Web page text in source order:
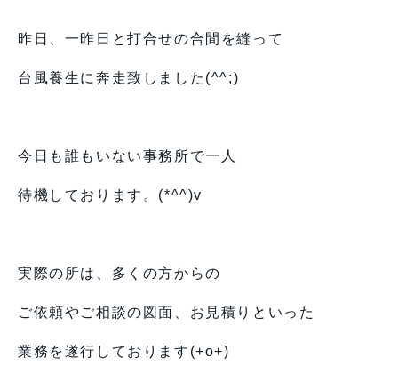
昨日、一昨日と打合せの合間を縫って
台風養生に奔走致しました(^^;)
今日も誰もいない事務所で一人
待機しております。(*^^)v
実際の所は、多くの方からの
ご依頼やご相談の図面、お見積りといった
業務を遂行しております(+o+)